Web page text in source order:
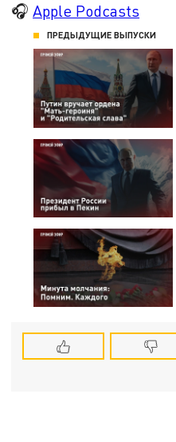
🎧 Apple Podcasts
ПРЕДЫДУЩИЕ ВЫПУСКИ